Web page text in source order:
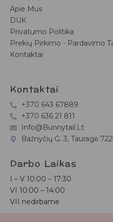
Apie Mus
DUK
Privatumo Politika
Prekių Pirkimo - Pardavimo
Kontaktai
Kontaktai
+370 643 67889
+370 636 21 811
Info@bunnytail.lt
Bažnyčių G. 3, Tauragė
Darbo Laikas
I – V 10:00 – 17:30
VI 10:00 – 14:00
VII nedirbame